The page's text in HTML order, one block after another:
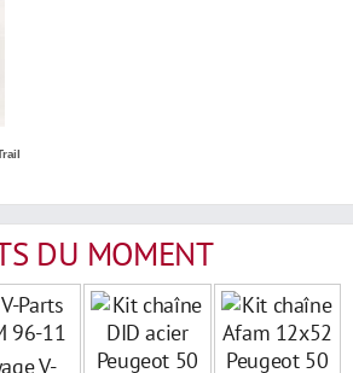
DU MOMENT
Parts
96-11